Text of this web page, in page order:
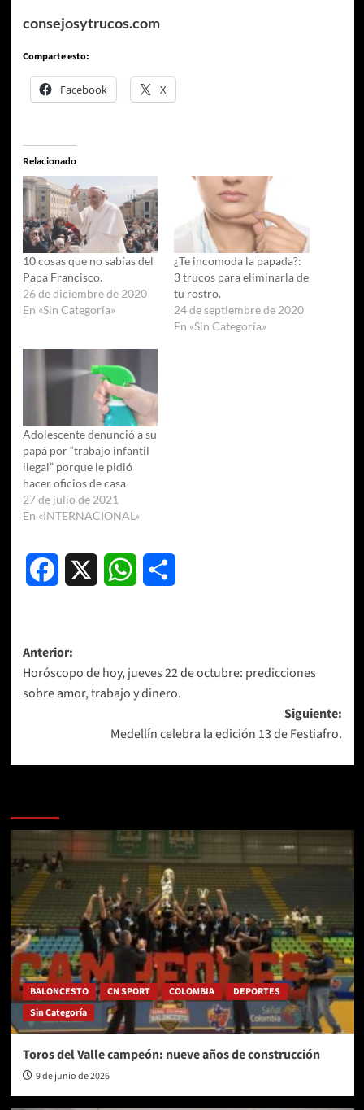
consejosytrucos.com
Comparte esto:
Facebook X
Relacionado
10 cosas que no sabías del
Papa Francisco.
26 de diciembre de 2020
En «Sin Categoría»
¿Te incomoda la papada?:
3 trucos para eliminarla de
tu rostro.
24 de septiembre de 2020
En «Sin Categoría»
Adolescente denunció a su
papá por “trabajo infantil
ilegal” porque le pidió
hacer oficios de casa
27 de julio de 2021
En «INTERNACIONAL»
Facebook WhatsApp
Navegación
de
entradas
Anterior:
Horóscopo de hoy, jueves 22 de octubre: predicciones
sobre amor, trabajo y dinero.
Siguiente:
Medellín celebra la edición 13 de Festiafro.
BALONCESTO CN SPORT COLOMBIA
DEPORTES
Sin Categoría
Toros del Valle campeón: nueve años de construcción
9 de junio de 2026